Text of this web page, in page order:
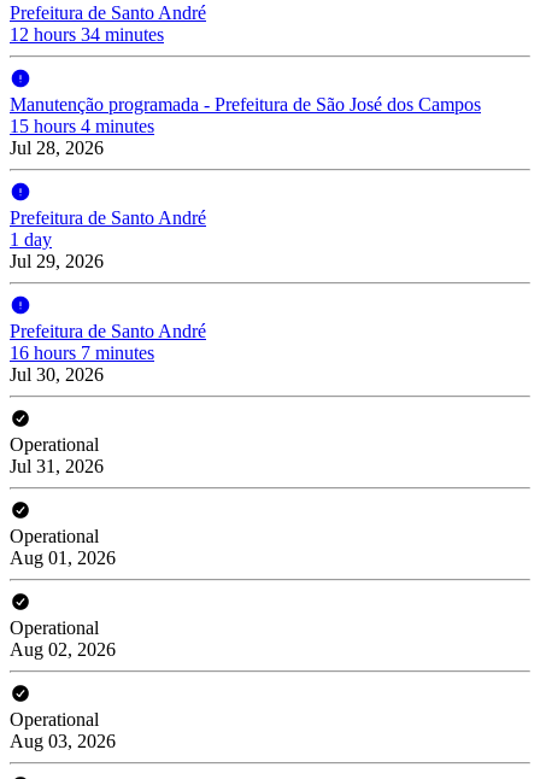
Prefeitura de Santo André
12 hours 34 minutes
Manutenção programada - Prefeitura de São José dos Campos
15 hours 4 minutes
Jul 28, 2026
Prefeitura de Santo André
1 day
Jul 29, 2026
Prefeitura de Santo André
16 hours 7 minutes
Jul 30, 2026
Operational
Jul 31, 2026
Operational
Aug 01, 2026
Operational
Aug 02, 2026
Operational
Aug 03, 2026